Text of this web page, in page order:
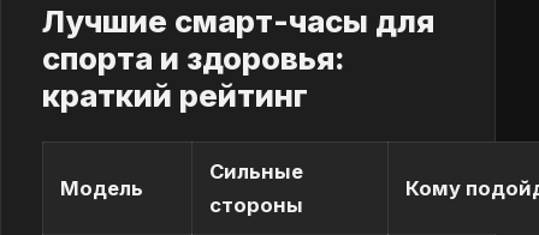
Лучшие смарт-часы для
спорта и здоровья:
краткий рейтинг
Модель
Сильные
стороны
Кому